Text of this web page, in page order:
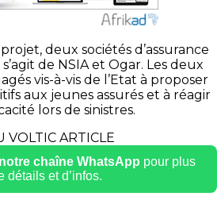
deux sociétés d’assurance
s’agit de NSIAet Ogar. Les deux
vis-à-vis de l’Etat à proposer
aux jeunes assurés et à réagir
lors de sinistres.
chaîne WhatsApp pour plus
détails et d’infos.